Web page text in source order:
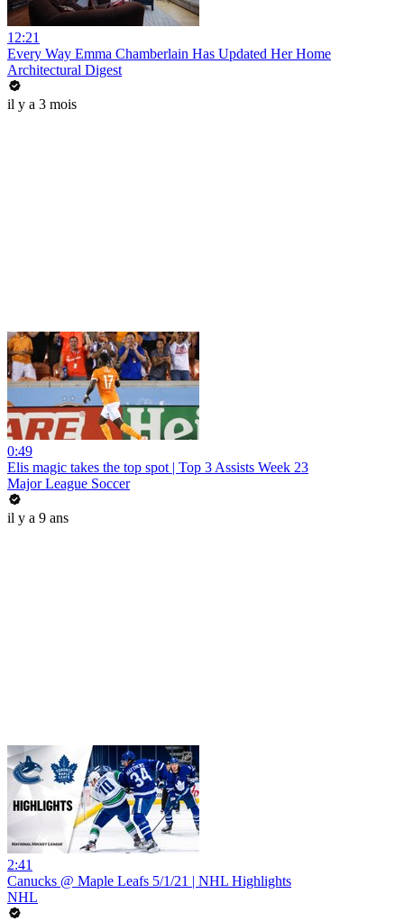
12:21
Every Way Emma Chamberlain Has Updated Her Home
Architectural Digest
il y a 3 mois
0:49
Elis magic takes the top spot | Top 3 Assists Week 23
Major League Soccer
il y a 9 ans
2:41
Canucks @ Maple Leafs 5/1/21 | NHL Highlights
NHL